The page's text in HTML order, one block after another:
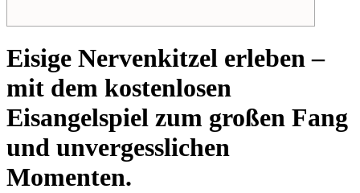
Eisige Nervenkitzel erleben –
mit dem kostenlosen
Eisangelspiel zum großen Fang
und unvergesslichen
Momenten.